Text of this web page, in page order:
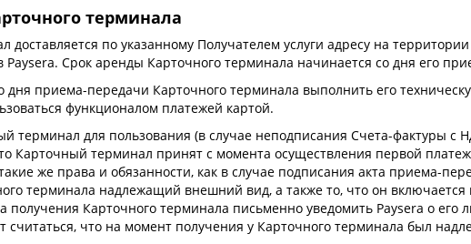
терминала
доставляется по указанному Получателем услуги адресу на
Paysera. Срок аренды Карточного терминала начинается со дня его
дня приема-передачи Карточного терминала выполнить его
функционалом платежей картой.
терминал для пользования (в случае неподписания Счета-фактуры с
Карточный терминал принят с момента осуществления первой
же права и обязанности, как в случае подписания акта приема-
терминала надлежащий внешний вид, а также то, что он включается
получения Карточного терминала письменно уведомить Paysera о
считаться, что на момент получения у Карточного терминала был